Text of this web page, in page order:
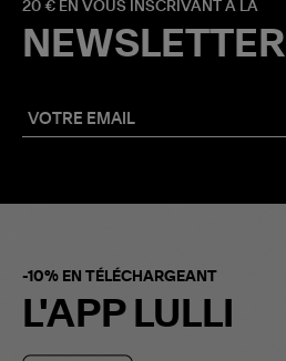
20 € EN VOUS INSCRIVANT À LA
NEWSLETTER
-10% EN TÉLÉCHARGEANT
L'APP LULLI